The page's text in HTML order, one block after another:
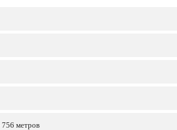
756 метров